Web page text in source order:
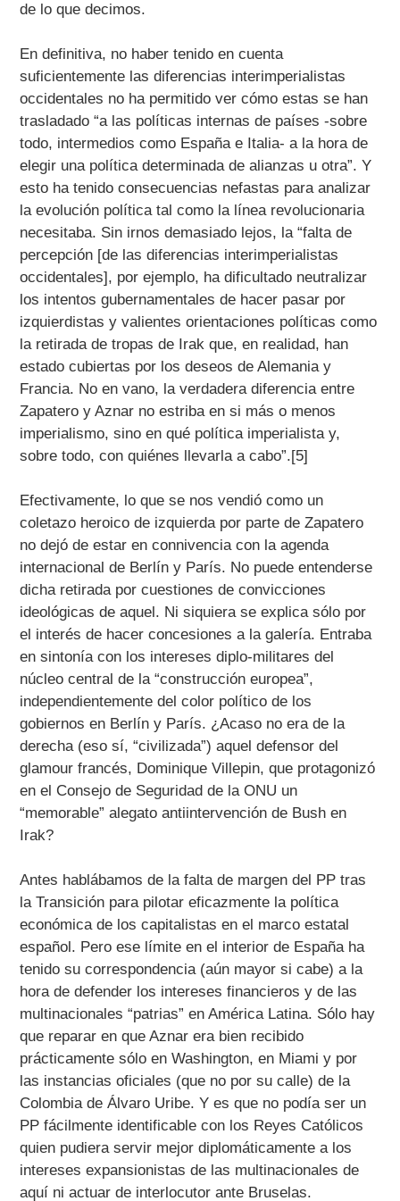
de lo que decimos.
En definitiva, no haber tenido en cuenta
suficientemente las diferencias interimperialistas
occidentales no ha permitido ver cómo estas se han
trasladado “a las políticas internas de países -sobre
todo, intermedios como España e Italia- a la hora de
elegir una política determinada de alianzas u otra”. Y
esto ha tenido consecuencias nefastas para analizar
la evolución política tal como la línea revolucionaria
necesitaba. Sin irnos demasiado lejos, la “falta de
percepción [de las diferencias interimperialistas
occidentales], por ejemplo, ha dificultado neutralizar
los intentos gubernamentales de hacer pasar por
izquierdistas y valientes orientaciones políticas como
la retirada de tropas de Irak que, en realidad, han
estado cubiertas por los deseos de Alemania y
Francia. No en vano, la verdadera diferencia entre
Zapatero y Aznar no estriba en si más o menos
imperialismo, sino en qué política imperialista y,
sobre todo, con quiénes llevarla a cabo”.[5]
Efectivamente, lo que se nos vendió como un
coletazo heroico de izquierda por parte de Zapatero
no dejó de estar en connivencia con la agenda
internacional de Berlín y París. No puede entenderse
dicha retirada por cuestiones de convicciones
ideológicas de aquel. Ni siquiera se explica sólo por
el interés de hacer concesiones a la galería. Entraba
en sintonía con los intereses diplo-militares del
núcleo central de la “construcción europea”,
independientemente del color político de los
gobiernos en Berlín y París. ¿Acaso no era de la
derecha (eso sí, “civilizada”) aquel defensor del
glamour francés, Dominique Villepin, que protagonizó
en el Consejo de Seguridad de la ONU un
“memorable” alegato antiintervención de Bush en
Irak?
Antes hablábamos de la falta de margen del PP tras
la Transición para pilotar eficazmente la política
económica de los capitalistas en el marco estatal
español. Pero ese límite en el interior de España ha
tenido su correspondencia (aún mayor si cabe) a la
hora de defender los intereses financieros y de las
multinacionales “patrias” en América Latina. Sólo hay
que reparar en que Aznar era bien recibido
prácticamente sólo en Washington, en Miami y por
las instancias oficiales (que no por su calle) de la
Colombia de Álvaro Uribe. Y es que no podía ser un
PP fácilmente identificable con los Reyes Católicos
quien pudiera servir mejor diplomáticamente a los
intereses expansionistas de las multinacionales de
aquí ni actuar de interlocutor ante Bruselas.